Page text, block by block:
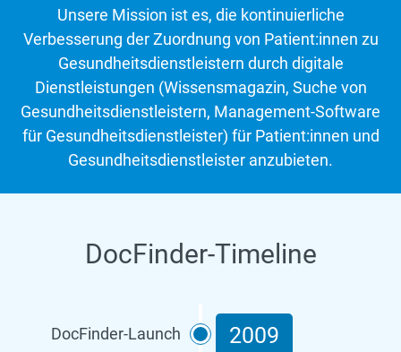
Unsere Mission ist es, die kontinuierliche
Verbesserung der Zuordnung von Patient:innen zu
Gesundheitsdienstleistern durch digitale
Dienstleistungen (Wissensmagazin, Suche von
Gesundheitsdienstleistern, Management-Software
für Gesundheitsdienstleister) für Patient:innen und
Gesundheitsdienstleister anzubieten.
DocFinder-Timeline
DocFinder-Launch 2009